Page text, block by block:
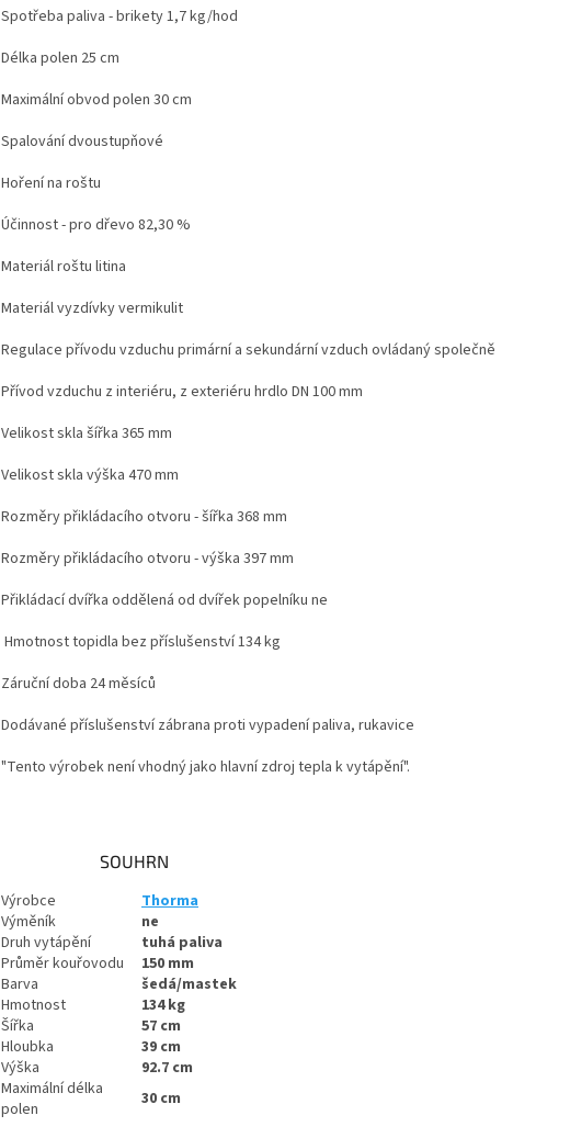
Spotřeba paliva - brikety 1,7 kg/hod
Délka polen 25 cm
Maximální obvod polen 30 cm
Spalování dvoustupňové
Hoření na roštu
Účinnost - pro dřevo 82,30 %
Materiál roštu litina
Materiál vyzdívky vermikulit
Regulace přívodu vzduchu primární a sekundární vzduch ovládaný společně
Přívod vzduchu z interiéru, z exteriéru hrdlo DN 100 mm
Velikost skla šířka 365 mm
Velikost skla výška 470 mm
Rozměry přikládacího otvoru - šířka 368 mm
Rozměry přikládacího otvoru - výška 397 mm
Přikládací dvířka oddělená od dvířek popelníku ne
Hmotnost topidla bez příslušenství 134 kg
Záruční doba 24 měsíců
Dodávané příslušenství zábrana proti vypadení paliva, rukavice
"Tento výrobek není vhodný jako hlavní zdroj tepla k vytápění".
SOUHRN
Výrobce
Thorma
Výměník
ne
Druh vytápění
tuhá paliva
Průměr kouřovodu
150 mm
Barva
šedá/mastek
Hmotnost
134 kg
Šířka
57 cm
Hloubka
39 cm
Výška
92.7 cm
Maximální délka
polen
30 cm